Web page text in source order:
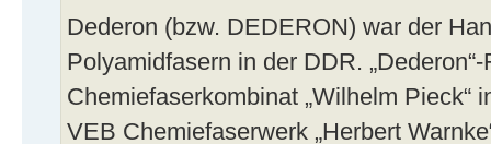
Dederon (bzw. DEDERON) war der
Polyamidfasern in der DDR.
Chemiefaserkombinat „Wilhelm Pieck“
VEB Chemiefaserwerk „Herbert